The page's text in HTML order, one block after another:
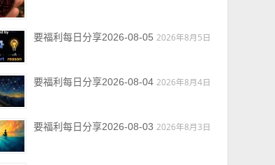
要福利每日分享2026-08-05 2026年8月5日
要福利每日分享2026-08-04 2026年8月4日
要福利每日分享2026-08-03 2026年8月3日